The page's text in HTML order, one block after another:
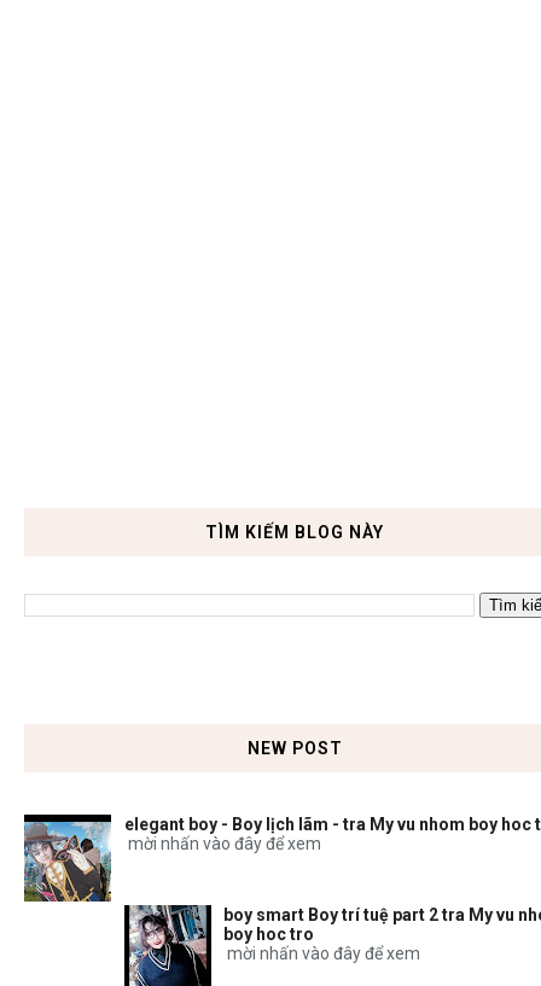
TÌM KIẾM BLOG NÀY
NEW POST
elegant boy - Boy lịch lãm - tra My vu nhom boy hoc
mời nhấn vào đây để xem
boy smart Boy trí tuệ part 2 tra My vu
boy hoc tro
mời nhấn vào đây để xem